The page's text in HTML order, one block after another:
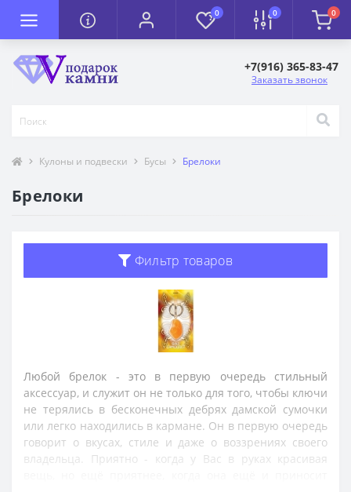
0 0 0
+7(916) 365-83-47
Заказать звонок
Кулоны и подвески Бусы Брелоки
Брелоки
Фильтр товаров
Любой брелок - это в первую очередь стильный
аксессуар, и служит он не только для того, чтобы ключи
не терялись в бесконечных дебрях дамской сумочки
или легко находились в кармане. Он в первую очередь
говорит о вкусах, стиле и даже о воззрениях своего
владельца. Приятно - когда у Вас в руках красивая